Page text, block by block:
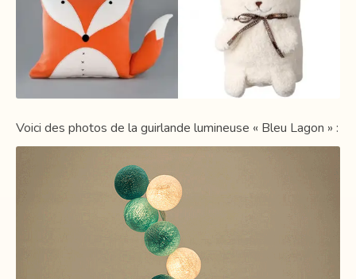
Voici des photos de la guirlande lumineuse « Bleu Lagon » :